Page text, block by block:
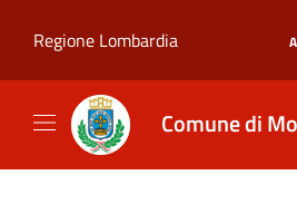
Regione Lombardia
Comune di